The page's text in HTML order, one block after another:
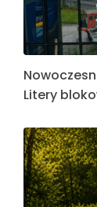
Litery